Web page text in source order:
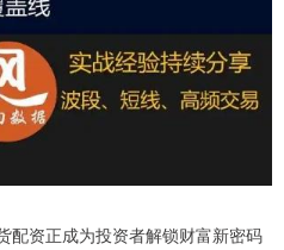
配资正成为投资者解锁财富新密码